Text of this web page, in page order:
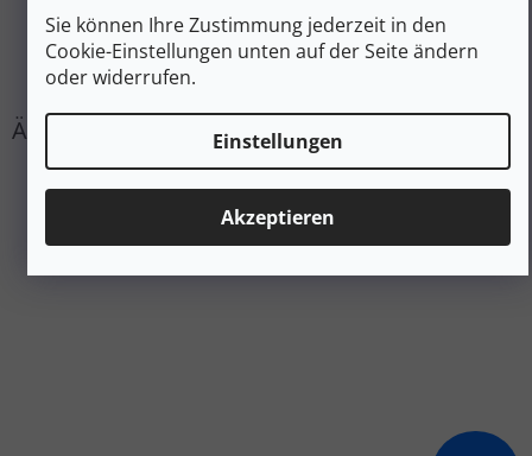
Sie können Ihre Zustimmung jederzeit in den
Cookie-Einstellungen unten auf der Seite ändern
oder widerrufen.
Einstellungen
Akzeptieren
#sizes_table#
hidden
Volume
500 ml